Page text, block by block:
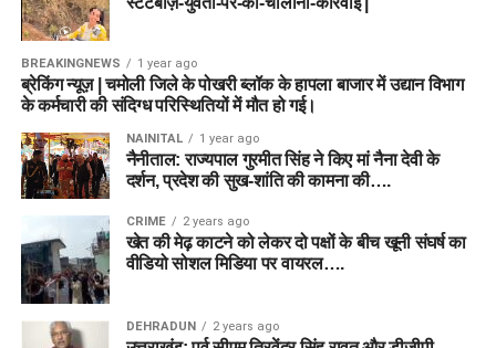
BREAKINGNEWS 1 year ago
ब्रेकिंग न्यूज़ | चमोली जिले के पोखरी ब्लॉक के हापला बाजार में उद्यान विभाग
के कर्मचारी की संदिग्ध परिस्थितियों में मौत हो गई।
NAINITAL 1 year ago
नैनीताल: राज्यपाल गुरमीत सिंह ने किए मां नैना देवी के
दर्शन, प्रदेश की सुख-शांति की कामना की….
CRIME 2 years ago
खेत की मेढ़ काटने को लेकर दो पक्षों के बीच खूनी संघर्ष का
वीडियो सोशल मिडिया पर वायरल….
DEHRADUN 2 years ago